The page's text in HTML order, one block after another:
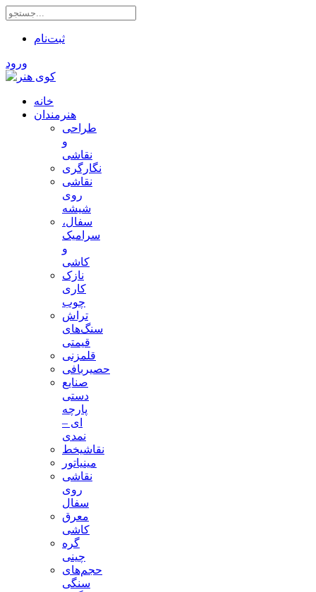
ثبت‌نام
ورود
خانه
هنرمندان
طراحی
و
نقاشی
نگارگری
نقاشی
روی
شیشه
سفال،
سرامیک
و
کاشی
نازک
کاری
چوب
تراش
سنگ‌های
قیمتی
قلمزنی
حصیربافی
صنایع
دستی
پارچه
ای –
نمدی
نقاشیخط
مینیاتور
نقاشی
روی
سفال
معرق
کاشی
گره
چینی
حجم‌های
سنگی